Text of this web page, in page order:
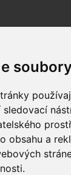
obsahu a